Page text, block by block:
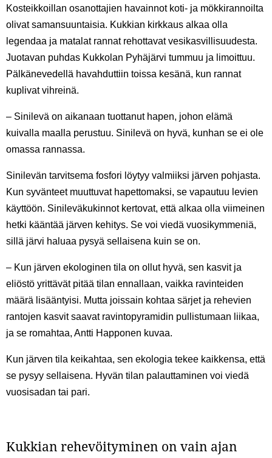
Kosteikkoillan osanottajien havainnot koti- ja mökkirannoilta
olivat samansuuntaisia. Kukkian kirkkaus alkaa olla
legendaa ja matalat rannat rehottavat vesikasvillisuudesta.
Juotavan puhdas Kukkolan Pyhäjärvi tummuu ja limoittuu.
Pälkänevedellä havahduttiin toissa kesänä, kun rannat
kuplivat vihreinä.
– Sinilevä on aikanaan tuottanut hapen, johon elämä
kuivalla maalla perustuu. Sinilevä on hyvä, kunhan se ei ole
omassa rannassa.
Sinilevän tarvitsema fosfori löytyy valmiiksi järven pohjasta.
Kun syvänteet muuttuvat hapettomaksi, se vapautuu levien
käyttöön. Sinileväkukinnot kertovat, että alkaa olla viimeinen
hetki kääntää järven kehitys. Se voi viedä vuosikymmeniä,
sillä järvi haluaa pysyä sellaisena kuin se on.
– Kun järven ekologinen tila on ollut hyvä, sen kasvit ja
eliöstö yrittävät pitää tilan ennallaan, vaikka ravinteiden
määrä lisääntyisi. Mutta joissain kohtaa särjet ja rehevien
rantojen kasvit saavat ravintopyramidin pullistumaan liikaa,
ja se romahtaa, Antti Happonen kuvaa.
Kun järven tila keikahtaa, sen ekologia tekee kaikkensa, että
se pysyy sellaisena. Hyvän tilan palauttaminen voi viedä
vuosisadan tai pari.
Kukkian rehevöityminen on vain ajan